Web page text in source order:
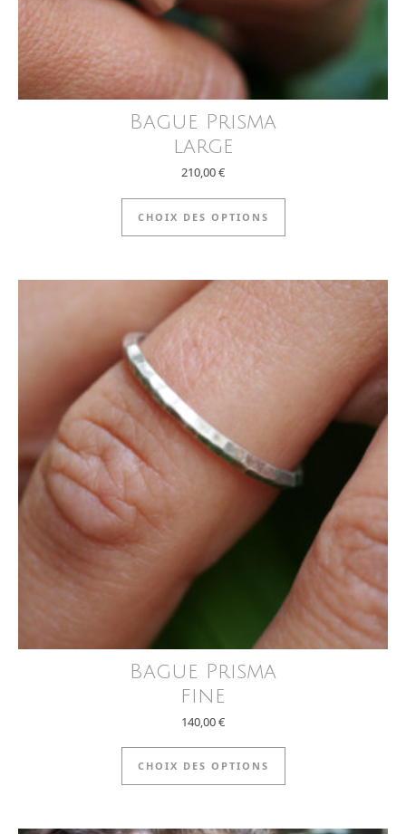
Bague Prisma
large
210,00€
CHOIX DES OPTIONS
Ce produit a
Bague Prisma
fine
140,00€
CHOIX DES OPTIONS
Ce produit a